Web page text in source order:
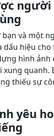
và một
dấu hiệu
hình ảnh
quanh.
thiếu sự
yêu